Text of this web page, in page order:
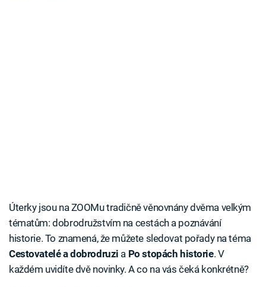
Úterky jsou na ZOOMu tradičně věnovnány dvěma velkým
tématům: dobrodružstvím na cestách a poznávání
historie. To znamená, že můžete sledovat pořady na téma
Cestovatelé a dobrodruzi a Po stopách historie. V
každém uvidíte dvě novinky. A co na vás čeká konkrétně?